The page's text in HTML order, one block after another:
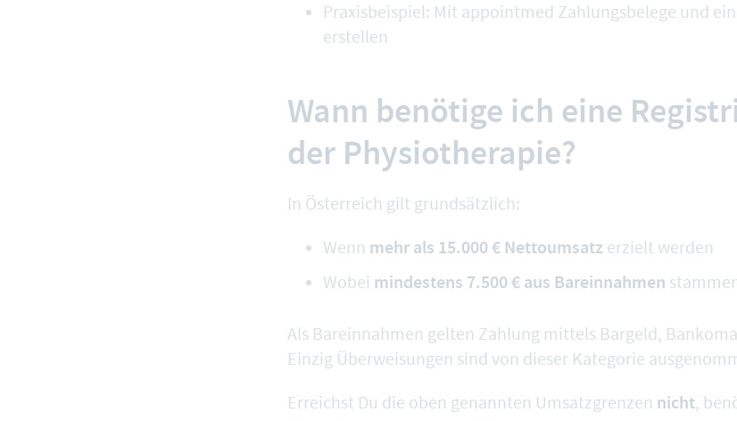
Praxisbeispiel: Mit appointmed Zahlungsbelege und
erstellen
Wann benötige ich eine
der Physiotherapie?
In Österreich gilt grundsätzlich:
Wenn mehr als 15.000 € Nettoumsatz erzielt werden
Wobei mindestens 7.500 € aus Bareinnahmen
Als Bareinnahmen gelten Zahlung mittels Bargeld,
Einzig Überweisungen sind von dieser Kategorie
Erreichst Du die oben genannten Umsatzgrenzen nicht,